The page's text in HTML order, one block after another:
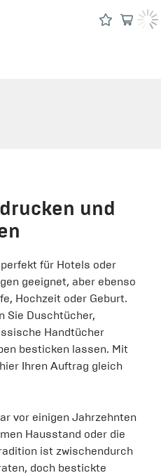
und
für Hotels oder
geeignet, aber ebenso
Hochzeit oder Geburt.
Sie Duschtücher,
Handtücher
besticken lassen. Mit
Ihren Auftrag gleich
vor einigen Jahrzehnten
Hausstand oder die
ist zwischendurch
doch bestickte